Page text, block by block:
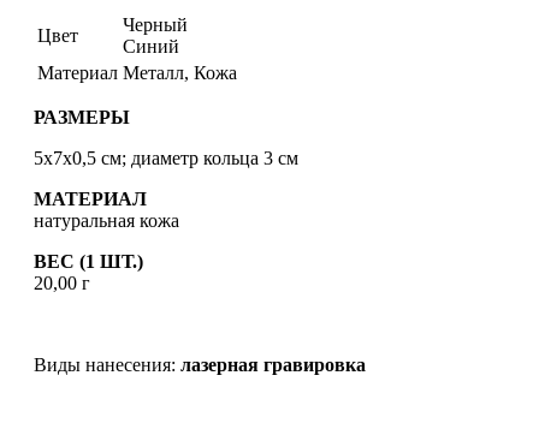
Цвет
Черный
Синий
Материал Металл, Кожа
РАЗМЕРЫ
5х7х0,5 см; диаметр кольца 3 см
МАТЕРИАЛ
натуральная кожа
ВЕС (1 ШТ.)
20,00 г
Виды нанесения: лазерная гравировка